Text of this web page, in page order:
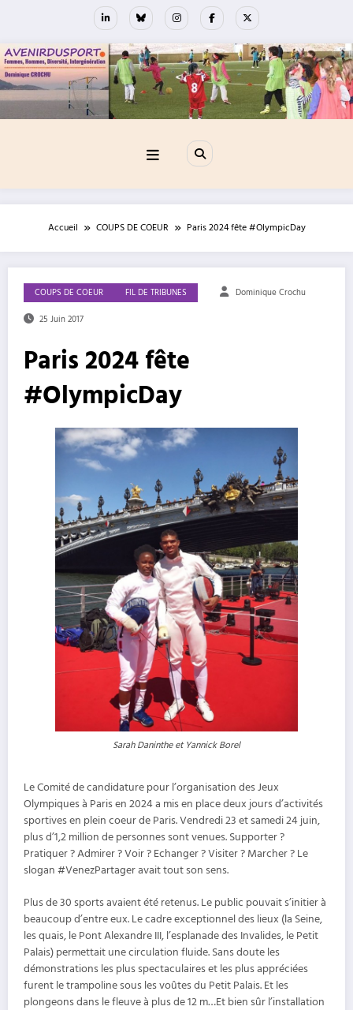
Accueil COUPS DE COEUR Paris 2024 fête #OlympicDay
COUPS DE COEUR FIL DE TRIBUNES Dominique Crochu
25 Juin 2017
Paris 2024 fête
#OlympicDay
Sarah Daninthe et Yannick Borel
Le Comité de candidature pour l’organisation des Jeux
Olympiques à Paris en 2024 a mis en place deux jours d’activités
sportives en plein coeur de Paris. Vendredi 23 et samedi 24 juin,
plus d’1,2 million de personnes sont venues. Supporter ?
Pratiquer ? Admirer ? Voir ? Echanger ? Visiter ? Marcher ? Le
slogan #VenezPartager avait tout son sens.
Plus de 30 sports avaient été retenus. Le public pouvait s’initier à
beaucoup d’entre eux. Le cadre exceptionnel des lieux (la Seine,
les quais, le Pont Alexandre III, l’esplanade des Invalides, le Petit
Palais) permettait une circulation fluide. Sans doute les
démonstrations les plus spectaculaires et les plus appréciées
furent le trampoline sous les voûtes du Petit Palais. Et les
plongeons dans le fleuve à plus de 12 m…Et bien sûr l’installation